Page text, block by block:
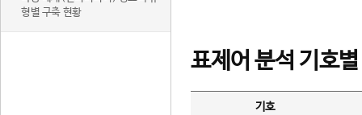
형별 구축 현황
표제어 분석 기호
기호